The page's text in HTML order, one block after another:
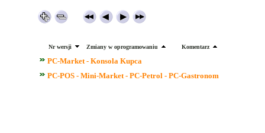
Nr wersji Zmiany w oprogramowaniu Komentarz
PC-Market - Konsola Kupca
PC-POS - Mini-Market - PC-Petrol - PC-Gastronom